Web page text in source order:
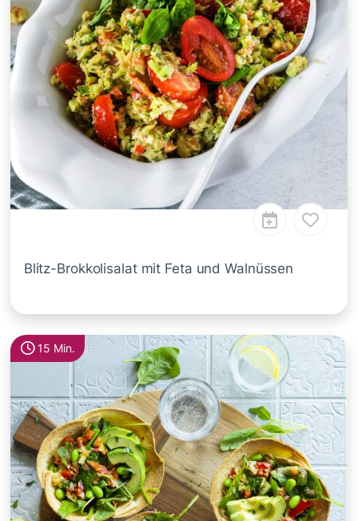
Blitz-Brokkolisalat mit Feta und Walnüssen
15 Min.